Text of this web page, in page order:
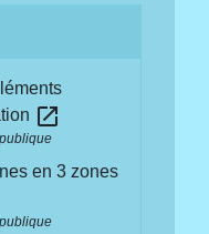
open_in_new
en 3 zones